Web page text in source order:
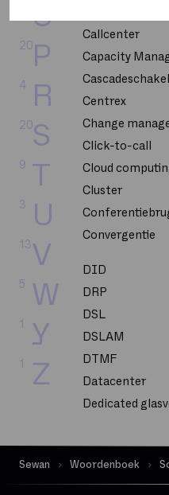
O
P
20
R
4
S
20
T
9
U
3
V
13
W
5
Y
1
Z
1
Callcenter
Capacity
Centrex
Change
Click-to-call
Cloud
Cluster
Convergentie
DID
DRP
DSL
DSLAM
DTMF
Datacenter
Dedicated
Delve
Sewan Woordenboek